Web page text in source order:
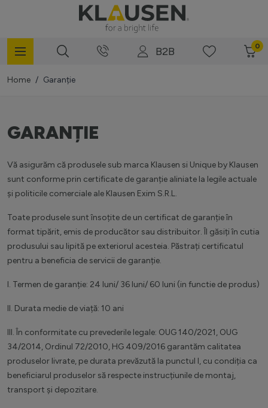
B2B 0
Home / Garanție
GARANȚIE
Vă asigurăm că produsele sub marca Klausen si Unique by Klausen
sunt conforme prin certificate de garanție aliniate la legile actuale
și politicile comerciale ale Klausen Exim S.R.L.
Toate produsele sunt însoțite de un certificat de garanție în
format tipărit, emis de producător sau distribuitor. Îl găsiți în cutia
produsului sau lipită pe exteriorul acesteia. Păstrați certificatul
pentru a beneficia de servicii de garanție.
I. Termen de garanție: 24 luni/ 36 luni/ 60 luni (in functie de produs)
II. Durata medie de viață: 10 ani
III. În conformitate cu prevederile legale: OUG 140/2021, OUG
34/2014, Ordinul 72/2010, HG 409/2016 garantăm calitatea
produselor livrate, pe durata prevăzută la punctul I, cu condiția ca
beneficiarul produselor să respecte instrucțiunile de montaj,
transport și depozitare.